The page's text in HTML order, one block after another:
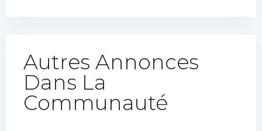
Autres Annonces
Dans La
Communauté​